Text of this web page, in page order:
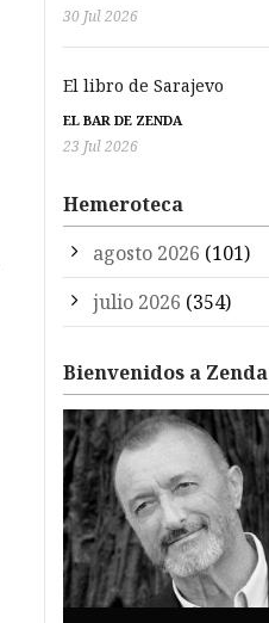
30 Jul 2026
El libro de Sarajevo
EL BAR DE ZENDA
23 Jul 2026
Hemeroteca
agosto 2026 (101)
julio 2026 (354)
Bienvenidos a Zenda